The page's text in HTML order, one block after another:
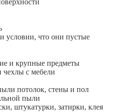
что они пустые
и крупные предметы
с мебели
потолок, стены и пол
пыли
штукатурки, затирки, клея